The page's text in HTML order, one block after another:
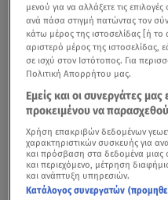
μενού για να αλλάξετε τις
ανά πάσα στιγμή πατώντας τον
κάτω μέρος της ιστοσελίδας [ή το
αριστερό μέρος της ιστοσελίδας,
σε ισχύ στον Ιστότοπος. Για
Πολιτική Απορρήτου μας.
Εμείς και οι συνεργάτες
προκειμένου να
Χρήση επακριβών δεδομένων
χαρακτηριστικών συσκευής για
και πρόσβαση στα δεδομένα μιας
και περιεχόμενο, μέτρηση
και ανάπτυξη υπηρεσιών.
Κατάλογος συνεργατών